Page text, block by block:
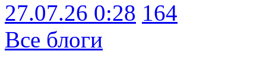
27.07.26 0:28 164
Все блоги